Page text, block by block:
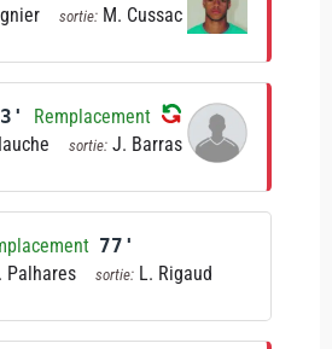
sortie: M. Cussac
Remplacement
sortie: J. Barras
77'
Palhares sortie: L. Rigaud